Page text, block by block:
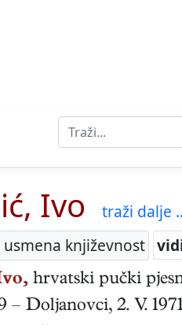
Ivo
traži dalje
usmena književnost
hrvatski pučki
– Doljanovci, 2. V.